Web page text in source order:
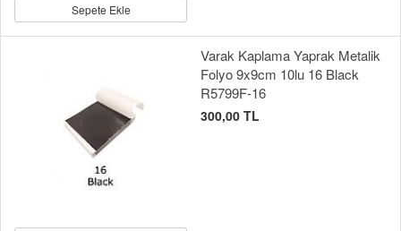
Sepete Ekle
Varak Kaplama Yaprak Metalik
Folyo 9x9cm 10lu 16 Black
R5799F-16
300,00 TL